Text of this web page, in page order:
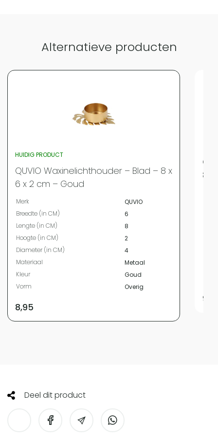
Alternatieve producten
HUIDIG PRODUCT
QUVIO Waxinelichthouder – Blad – 8 x
6 x 2 cm – Goud
Merk
QUVIO
Breedte (in CM)
6
Lengte (in CM)
8
Hoogte (in CM)
2
Diameter (in CM)
4
Materiaal
Metaal
Kleur
Goud
Vorm
Overig
8,95
8 x
Deel dit product